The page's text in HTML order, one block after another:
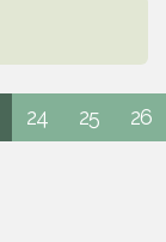
24 25 26